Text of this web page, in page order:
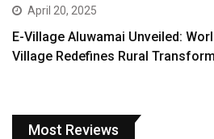
April 20, 2025
E-Village Aluwamai Unveiled:
Village Redefines Rural
Most Reviews